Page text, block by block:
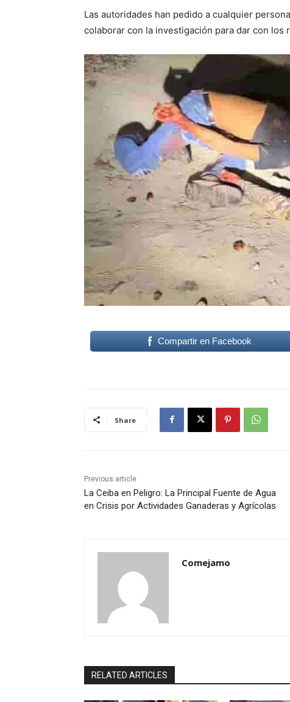
Las autoridades han pedido a cualquier
colaborar con la investigación para dar con los
Compartir en Facebook
Share
Previous article
La Ceiba en Peligro: La Principal Fuente de Agua
en Crisis por Actividades Ganaderas y Agrícolas
Comejamo
RELATED ARTICLES